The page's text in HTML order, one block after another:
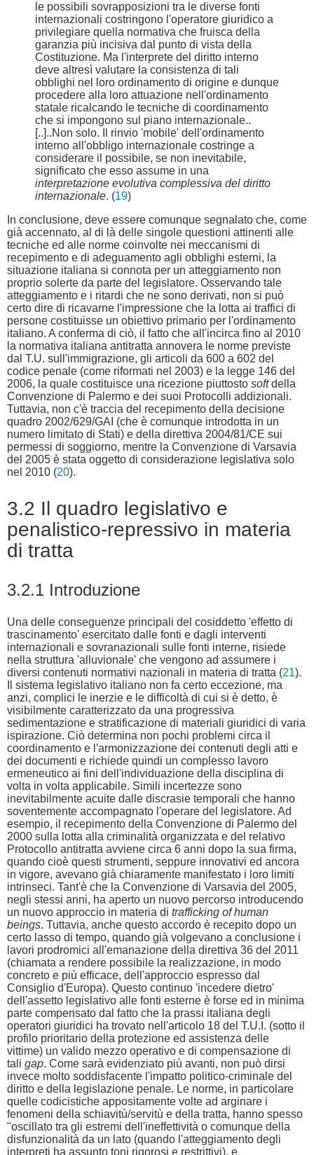
le possibili sovrapposizioni tra le diverse fonti
internazionali costringono l'operatore giuridico a
privilegiare quella normativa che fruisca della
garanzia più incisiva dal punto di vista della
Costituzione. Ma l'interprete del diritto interno
deve altresì valutare la consistenza di tali
obblighi nel loro ordinamento di origine e dunque
procedere alla loro attuazione nell'ordinamento
statale ricalcando le tecniche di coordinamento
che si impongono sul piano internazionale..
[..]..Non solo. Il rinvio 'mobile' dell'ordinamento
interno all'obbligo internazionale costringe a
considerare il possibile, se non inevitabile,
significato che esso assume in una
interpretazione evolutiva complessiva del diritto
internazionale. (19)
In conclusione, deve essere comunque segnalato che, come
già accennato, al di là delle singole questioni attinenti alle
tecniche ed alle norme coinvolte nei meccanismi di
recepimento e di adeguamento agli obblighi esterni, la
situazione italiana si connota per un atteggiamento non
proprio solerte da parte del legislatore. Osservando tale
atteggiamento e i ritardi che ne sono derivati, non si può
certo dire di ricavarne l'impressione che la lotta ai traffici di
persone costituisse un obiettivo primario per l'ordinamento
italiano. A conferma di ciò, il fatto che all'incirca fino al 2010
la normativa italiana antitratta annovera le norme previste
dal T.U. sull'immigrazione, gli articoli da 600 a 602 del
codice penale (come riformati nel 2003) e la legge 146 del
2006, la quale costituisce una ricezione piuttosto softdella
Convenzione di Palermo e dei suoi Protocolli addizionali.
Tuttavia, non c'è traccia del recepimento della decisione
quadro 2002/629/GAI (che è comunque introdotta in un
numero limitato di Stati) e della direttiva 2004/81/CE sui
permessi di soggiorno, mentre la Convenzione di Varsavia
del 2005 è stata oggetto di considerazione legislativa solo
nel 2010 (20).
3.2 Il quadro legislativo e
penalistico-repressivo in materia
di tratta
3.2.1 Introduzione
Una delle conseguenze principali del cosiddetto 'effetto di
trascinamento' esercitato dalle fonti e dagli interventi
internazionali e sovranazionali sulle fonti interne, risiede
nella struttura 'alluvionale' che vengono ad assumere i
diversi contenuti normativi nazionali in materia di tratta (21).
Il sistema legislativo italiano non fa certo eccezione, ma
anzi, complici le inerzie e le difficoltà di cui si è detto, è
visibilmente caratterizzato da una progressiva
sedimentazione e stratificazione di materiali giuridici di varia
ispirazione. Ciò determina non pochi problemi circa il
coordinamento e l'armonizzazione dei contenuti degli atti e
dei documenti e richiede quindi un complesso lavoro
ermeneutico ai fini dell'individuazione della disciplina di
volta in volta applicabile. Simili incertezze sono
inevitabilmente acuite dalle discrasie temporali che hanno
soventemente accompagnato l'operare del legislatore. Ad
esempio, il recepimento della Convenzione di Palermo del
2000 sulla lotta alla criminalità organizzata e del relativo
Protocollo antitratta avviene circa 6 anni dopo la sua firma,
quando cioè questi strumenti, seppure innovativi ed ancora
in vigore, avevano già chiaramente manifestato i loro limiti
intrinseci. Tant'è che la Convenzione di Varsavia del 2005,
negli stessi anni, ha aperto un nuovo percorso introducendo
un nuovo approccio in materia di trafficking of human
beings. Tuttavia, anche questo accordo è recepito dopo un
certo lasso di tempo, quando già volgevano a conclusione i
lavori prodromici all'emanazione della direttiva 36 del 2011
(chiamata a rendere possibile la realizzazione, in modo
concreto e più efficace, dell'approccio espresso dal
Consiglio d'Europa). Questo continuo 'incedere dietro'
dell'assetto legislativo alle fonti esterne è forse ed in minima
parte compensato dal fatto che la prassi italiana degli
operatori giuridici ha trovato nell'articolo 18 del T.U.I. (sotto il
profilo prioritario della protezione ed assistenza delle
vittime) un valido mezzo operativo e di compensazione di
tali gap. Come sarà evidenziato più avanti, non può dirsi
invece molto soddisfacente l'impatto politico-criminale del
diritto e della legislazione penale. Le norme, in particolare
quelle codicistiche appositamente volte ad arginare i
fenomeni della schiavitù/servitù e della tratta, hanno spesso
"oscillato tra gli estremi dell'ineffettività o comunque della
disfunzionalità da un lato (quando l'atteggiamento degli
interpreti ha assunto toni rigorosi e restrittivi), e